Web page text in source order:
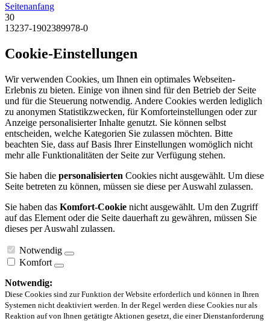
Seitenanfang
30
13237-1902389978-0
Cookie-Einstellungen
Wir verwenden Cookies, um Ihnen ein optimales Webseiten-
Erlebnis zu bieten. Einige von ihnen sind für den Betrieb der Seite
und für die Steuerung notwendig. Andere Cookies werden lediglich
zu anonymen Statistikzwecken, für Komforteinstellungen oder zur
Anzeige personalisierter Inhalte genutzt. Sie können selbst
entscheiden, welche Kategorien Sie zulassen möchten. Bitte
beachten Sie, dass auf Basis Ihrer Einstellungen womöglich nicht
mehr alle Funktionalitäten der Seite zur Verfügung stehen.
Sie haben die personalisierten Cookies nicht ausgewählt. Um diese
Seite betreten zu können, müssen sie diese per Auswahl zulassen.
Sie haben das Komfort-Cookie nicht ausgewählt. Um den Zugriff
auf das Element oder die Seite dauerhaft zu gewähren, müssen Sie
dieses per Auswahl zulassen.
Notwendig
Komfort
Notwendig:
Diese Cookies sind zur Funktion der Website erforderlich und können in Ihren
Systemen nicht deaktiviert werden. In der Regel werden diese Cookies nur als
Reaktion auf von Ihnen getätigte Aktionen gesetzt, die einer Dienstanforderung